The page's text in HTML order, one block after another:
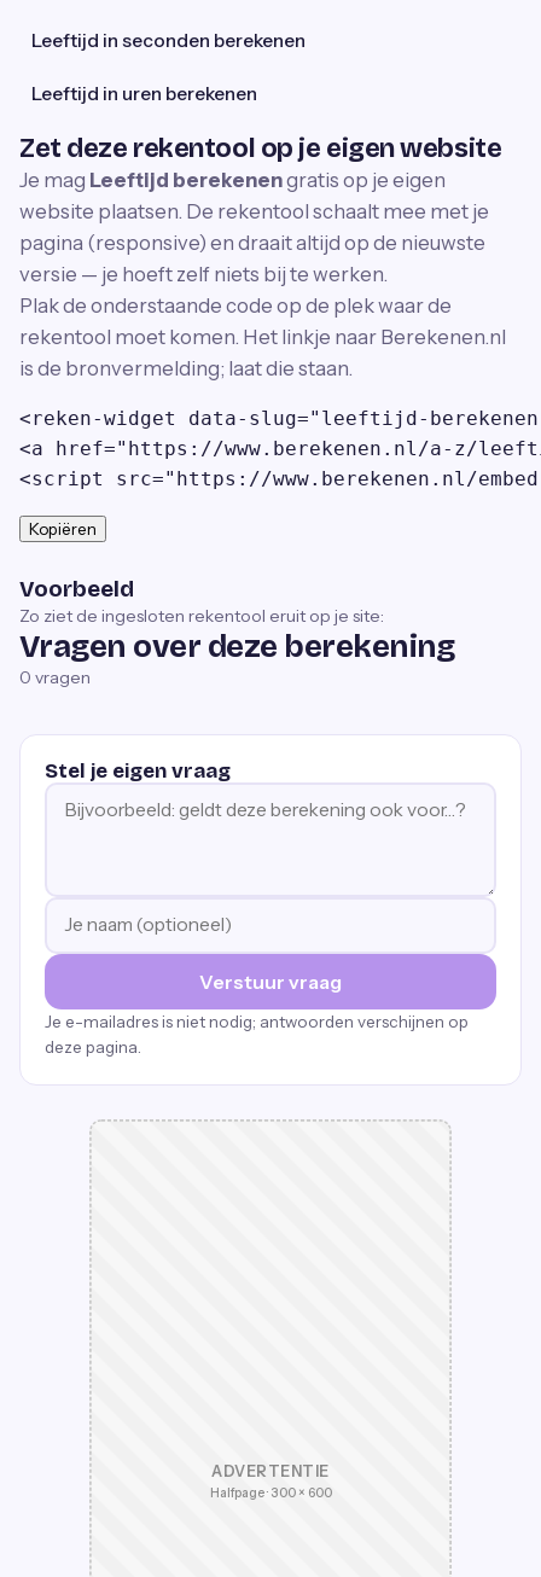
Leeftijd in seconden berekenen
Leeftijd in uren berekenen
Zet deze rekentool op je eigen website
Je mag Leeftijd berekenengratis op je eigen
website plaatsen. De rekentool schaalt mee met je
pagina (responsive) en draait altijd op de nieuwste
versie — je hoeft zelf niets bij te werken.
Plak de onderstaande code op de plek waar de
rekentool moet komen. Het linkje naar Berekenen.nl
is de bronvermelding; laat die staan.
<reken-widget data-slug="leeftijd-
<a href="https://www.berekenen.nl/a-z/
<script src="https://www.berekenen.nl/
Kopiëren
Voorbeeld
Zo ziet de ingesloten rekentool eruit op je site:
Vragen over deze berekening
0 vragen
Stel je eigen vraag
Verstuur vraag
Je e-mailadres is niet nodig; antwoorden verschijnen op
deze pagina.
ADVERTENTIE
Halfpage · 300 × 600